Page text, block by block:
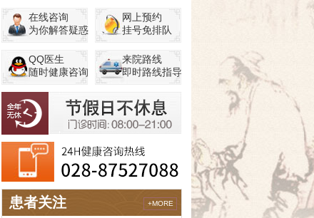
在线咨询
为你解答疑惑
网上预约
挂号免排队
QQ医生
随时健康咨询
来院路线
即时路线指导
患者关注 +MORE